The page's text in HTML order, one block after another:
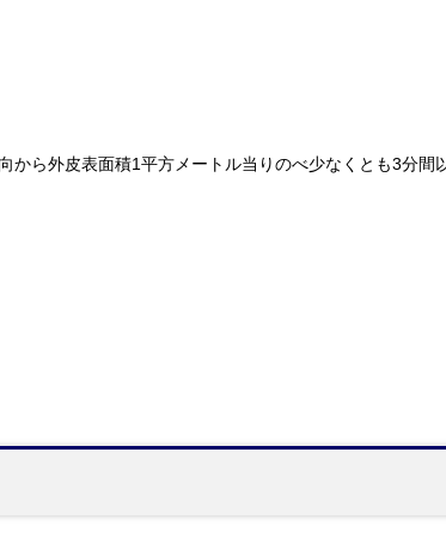
ら外皮表面積1平方メートル当りのべ少なくとも3分間